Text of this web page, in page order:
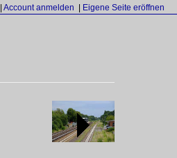
Account anmelden Eigene Seite eröffnen